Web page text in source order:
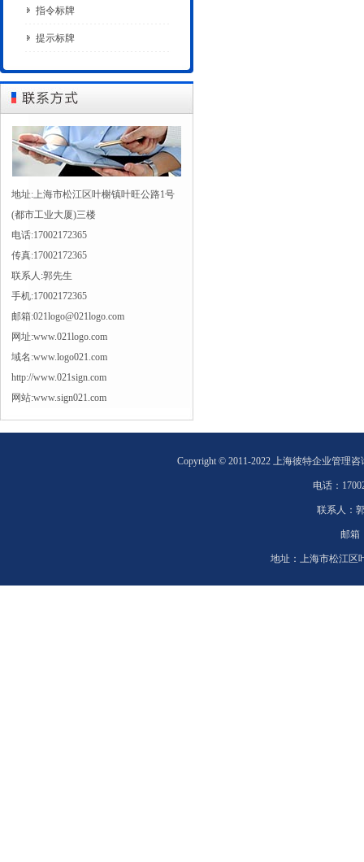
指令标牌
提示标牌
地址:上海市松江区叶榭镇叶旺公路1号
(都市工业大厦)三楼
电话:17002172365
传真:17002172365
联系人:郭先生
手机:17002172365
邮箱:021logo@021logo.com
网址:www.021logo.com
域名:www.logo021.com
http://www.021sign.com
网站:www.sign021.com
Copyright © 2011-2022 上海彼特企业管理
电话：
联系人：
邮箱
地址： 上海市松江区